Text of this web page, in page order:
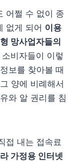
어쩔 수 없이 종
없게 되어 이용
망사업자들의
비자들이 이렇
보를 찾아볼 때
양에 비례해서
와 알 권리를 침
접 내는 접속료
가정용 인터넷